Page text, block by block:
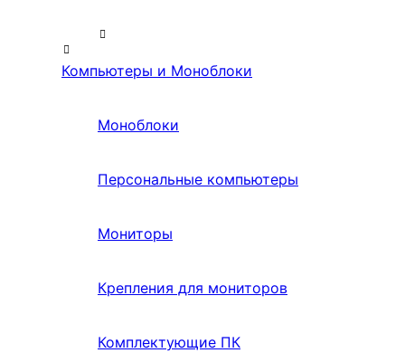
Компьютеры и Моноблоки
Моноблоки
Персональные компьютеры
Мониторы
Крепления для мониторов
Комплектующие ПК